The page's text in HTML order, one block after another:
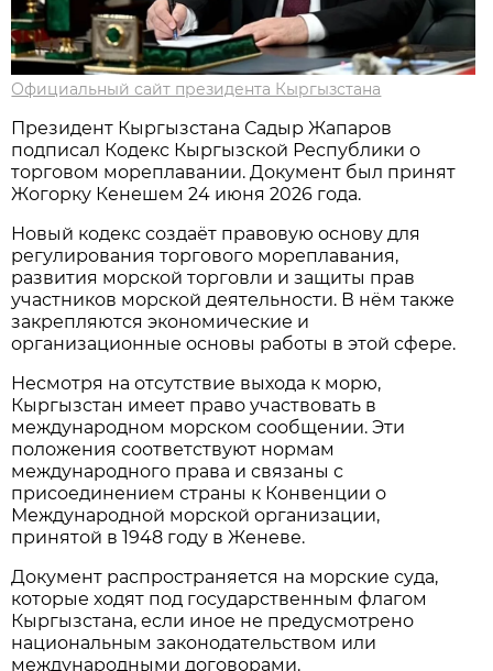
Официальный сайт президента Кыргызстана
Президент Кыргызстана Садыр Жапаров
подписал Кодекс Кыргызской Республики о
торговом мореплавании. Документ был принят
Жогорку Кенешем 24 июня 2026 года.
Новый кодекс создаёт правовую основу для
регулирования торгового мореплавания,
развития морской торговли и защиты прав
участников морской деятельности. В нём также
закрепляются экономические и
организационные основы работы в этой сфере.
Несмотря на отсутствие выхода к морю,
Кыргызстан имеет право участвовать в
международном морском сообщении. Эти
положения соответствуют нормам
международного права и связаны с
присоединением страны к Конвенции о
Международной морской организации,
принятой в 1948 году в Женеве.
Документ распространяется на морские суда,
которые ходят под государственным флагом
Кыргызстана, если иное не предусмотрено
национальным законодательством или
международными договорами.